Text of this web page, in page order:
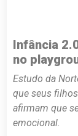
Infância
no
Estudo da
que seus
afirmam que
emocional.